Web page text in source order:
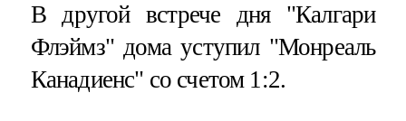
В другой встрече дня "Калгари
Флэймз" дома уступил "Монреаль
Канадиенс" со счетом 1:2.